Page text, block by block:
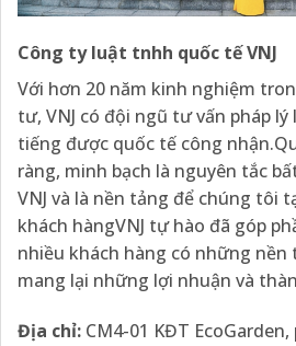
Công ty luật tnhh quốc tế VNJ
Với hơn 20 năm kinh nghiệm
tư, VNJ có đội ngũ tư vấn pháp
tiếng được quốc tế công
ràng, minh bạch là nguyên tắc
VNJ và là nền tảng để chúng tôi
khách hàngVNJ tự hào đã góp
nhiều khách hàng có những nền
mang lại những lợi nhuận và
Địa chỉ: CM4-01 KĐT